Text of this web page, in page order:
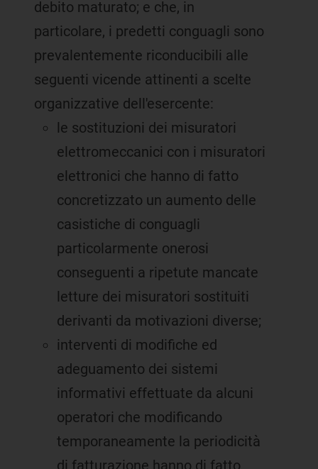
debito maturato; e che, in
particolare, i predetti conguagli sono
prevalentemente riconducibili alle
seguenti vicende attinenti a scelte
organizzative dell'esercente:
le sostituzioni dei misuratori
elettromeccanici con i misuratori
elettronici che hanno di fatto
concretizzato un aumento delle
casistiche di conguagli
particolarmente onerosi
conseguenti a ripetute mancate
letture dei misuratori sostituiti
derivanti da motivazioni diverse;
interventi di modifiche ed
adeguamento dei sistemi
informativi effettuate da alcuni
operatori che modificando
temporaneamente la periodicità
di fatturazione hanno di fatto